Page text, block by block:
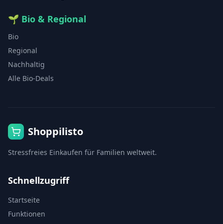
🌱 Bio & Regional
Bio
Regional
Nachhaltig
Alle Bio-Deals
Shoppilisto
Stressfreies Einkaufen für Familien weltweit.
Schnellzugriff
Startseite
Funktionen